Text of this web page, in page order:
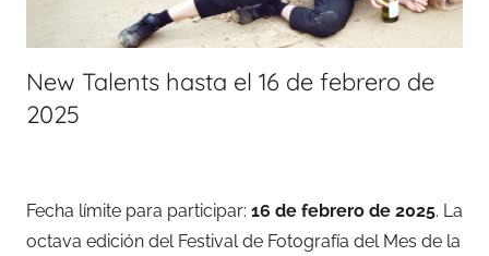
New Talents hasta el 16 de febrero de
2025
Fecha límite para participar: 16 de febrero de 2025. La
octava edición del Festival de Fotografía del Mes de la